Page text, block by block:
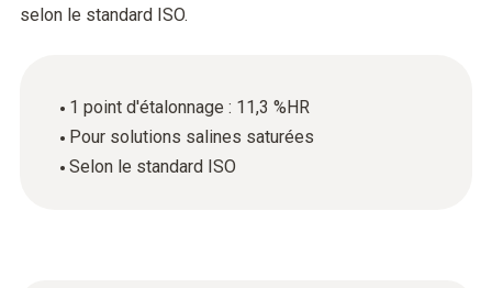
selon le standard ISO.
1 point d'étalonnage : 11,3 %HR
Pour solutions salines saturées
Selon le standard ISO